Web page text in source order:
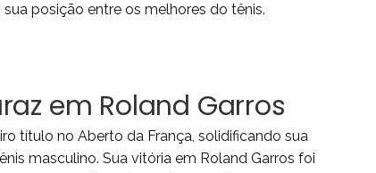
posição entre os melhores do tênis.
em Roland Garros
título no Aberto da França, solidificando sua
masculino. Sua vitória em Roland Garros foi